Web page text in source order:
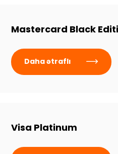
Mastercard Black
Daha ətraflı
Visa Platinum